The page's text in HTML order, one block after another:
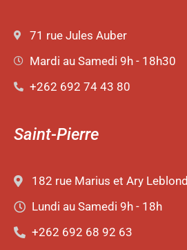
71 rue Jules Auber
Mardi au Samedi 9h - 18h30
+262 692 74 43 80
Saint-Pierre
182 rue Marius et Ary Leblond
Lundi au Samedi 9h - 18h
+262 692 68 92 63